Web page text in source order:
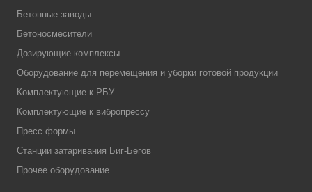
Бетонные заводы
Бетоносмесители
Дозирующие комплексы
Оборудование для перемещения и уборки готовой продукции
Комплектующие к РБУ
Комплектующие к вибропрессу
Пресс формы
Станции затаривания Биг-Бегов
Прочее оборудование